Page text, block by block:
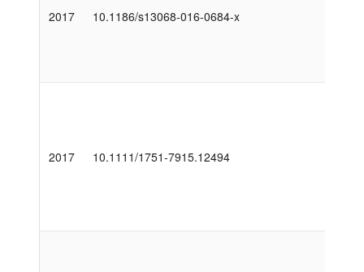
2017 10.1186/s13068-016-0684-x
2017 10.1111/1751-7915.12494